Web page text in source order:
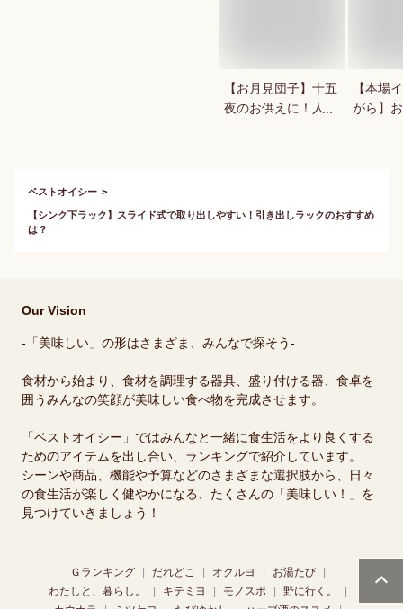
【お月見団子】十五
夜のお供えに！人気
【本場
がら】
ベストオイシー
【シンク下ラック】スライド式で取り出しやすい！引き出しラックのおすすめ
は？
Our Vision
-「美味しい」の形はさまざま、みんなで探そう-
食材から始まり、食材を調理する器具、盛り付ける器、食卓を
囲うみんなの笑顔が美味しい食べ物を完成させます。
「ベストオイシー」ではみんなと一緒に食生活をより良くする
ためのアイテムを出し合い、ランキングで紹介しています。
シーンや商品、機能や予算などのさまざまな選択肢から、日々
の食生活が楽しく健やかになる、たくさんの「美味しい！」を
見つけていきましょう！
Ｇランキング だれどこ オクルヨ
お湯たび
わたしと、暮らし。
キテミヨ モノスポ
野に行く。